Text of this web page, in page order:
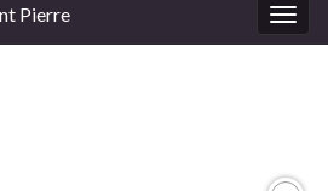
Pierre